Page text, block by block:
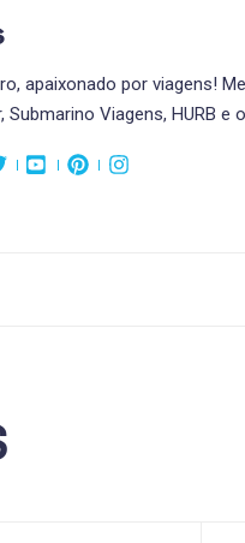
apaixonado por viagens!
Submarino Viagens, HURB